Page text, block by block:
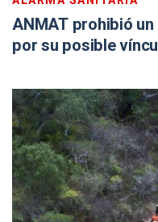
ANMAT prohibió
por su posible